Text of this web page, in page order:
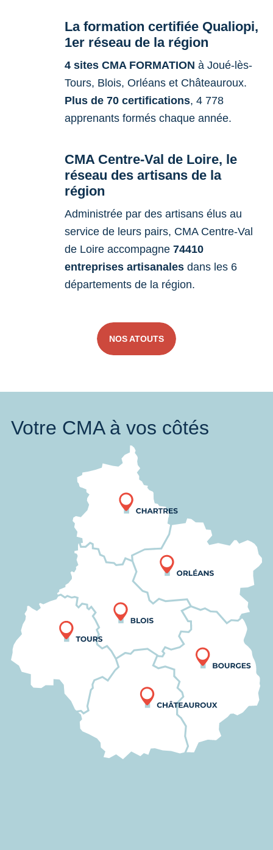
La formation certifiée Qualiopi,
1er réseau de la région
4 sites CMA FORMATION à Joué-lès-
Tours, Blois, Orléans et Châteauroux.
Plus de 70 certifications, 4 778
apprenants formés chaque année.
CMA Centre-Val de Loire, le
réseau des artisans de la
région
Administrée par des artisans élus au
service de leurs pairs, CMA Centre-Val
de Loire accompagne 74410
entreprises artisanales dans les 6
départements de la région.
NOS ATOUTS
Votre CMA à vos côtés